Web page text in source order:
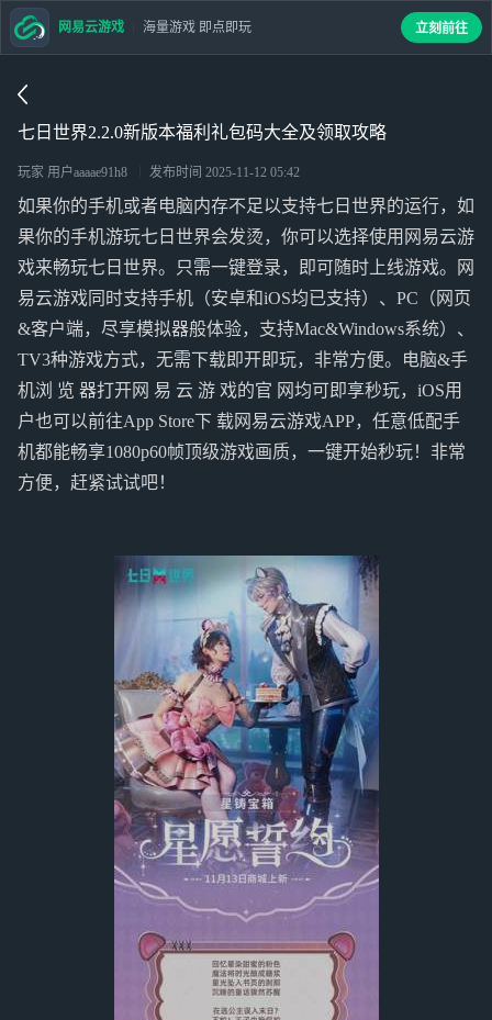
七日世界2.2.0新版本福利礼包码大全及领取攻略
玩家 用户aaaae91h8 发布时间 2025-11-12 05:42
如果你的手机或者电脑内存不足以支持七日世界的运行，如
果你的手机游玩七日世界会发烫，你可以选择使用网易云游
戏来畅玩七日世界。只需一键登录，即可随时上线游戏。网
易云游戏同时支持手机（安卓和iOS均已支持）、PC（网页
&客户端，尽享模拟器般体验，支持Mac&Windows系统）、
TV3种游戏方式，无需下载即开即玩，非常方便。电脑&手
机浏 览 器打开网 易 云 游 戏的官 网均可即享秒玩，iOS用
户也可以前往App Store下 载网易云游戏APP，任意低配手
机都能畅享1080p60帧顶级游戏画质，一键开始秒玩！非常
方便，赶紧试试吧！
网易云游戏 海量游戏 即点即玩 立刻前往